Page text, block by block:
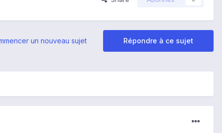
Répondre à ce sujet
un nouveau sujet